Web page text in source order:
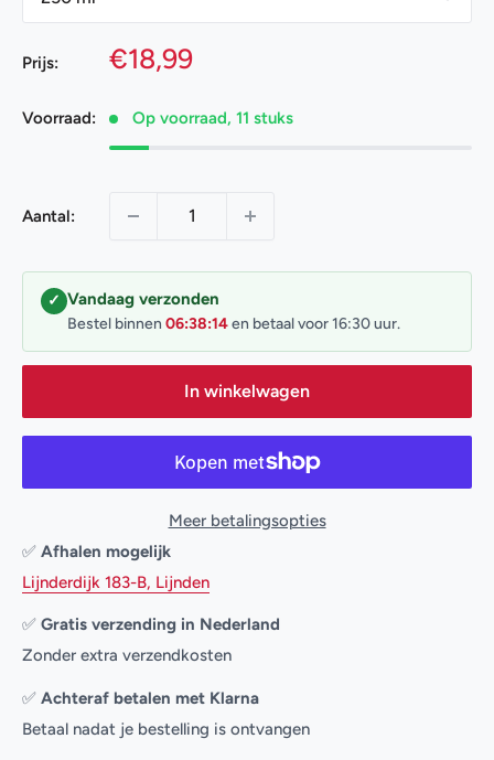
Prijs:
Onze
€18,99
Voorraad: Op voorraad, 11 stuks
Aantal:
✓ Vandaag verzonden
Bestel binnen 06:38:13en betaal voor 16:30 uur.
In winkelwagen
Meer betalingsopties
✅ Afhalen mogelijk
Lijnderdijk 183-B, Lijnden
✅ Gratis verzending in Nederland
Zonder extra verzendkosten
✅ Achteraf betalen met Klarna
Betaal nadat je bestelling is ontvangen